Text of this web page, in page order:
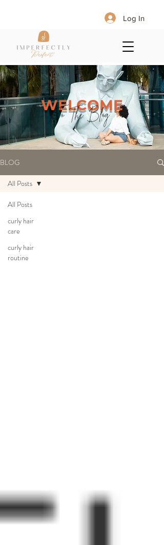
Log In
WELCOME
To The Blog
BLOG
All Posts
curly hair
care
curly hair
routine
All Posts